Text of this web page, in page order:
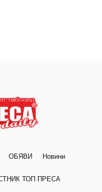
ОБЯВИ Новини
ТОП ПРЕСА